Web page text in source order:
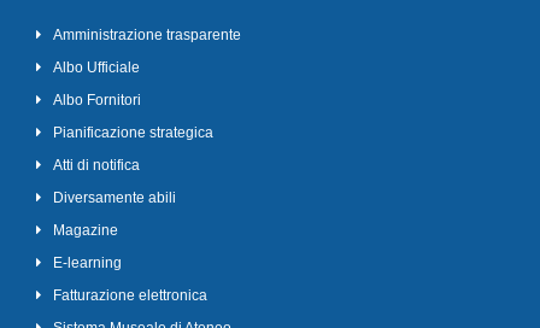
Amministrazione trasparente
Albo Ufficiale
Albo Fornitori
Pianificazione strategica
Atti di notifica
Diversamente abili
Magazine
E-learning
Fatturazione elettronica